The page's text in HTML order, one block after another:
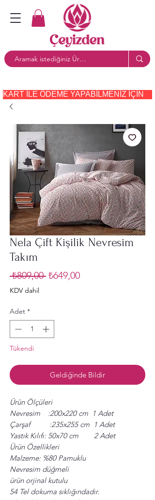
KART ILE ÖDEME YAPABILMENIZ IÇIN
Nela Çift Kişilik Nevresim
Takım
₺809,00 Normal
₺649,00İndirimli
KDV dahil
Adet *
Tükendi
Geldiğinde Bildir
Ürün Ölçüleri
Nevresim :200x220 cm 1 Adet
Çarşaf :235x255 cm 1 Adet
Yastık Kılıfı: 50x70 cm 2 Adet
Ürün Özellikleri
Malzeme: %80 Pamuklu
Nevresim düğmeli
ürün orjinal kutulu
54 Tel dokuma sıklığındadır.